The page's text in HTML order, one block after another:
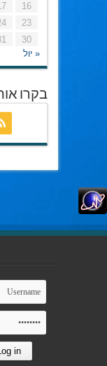
16
23
30
« יול
בקרו